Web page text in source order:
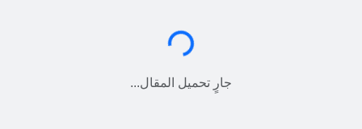
جارٍ التحميل...
جارٍ تحميل المقال...